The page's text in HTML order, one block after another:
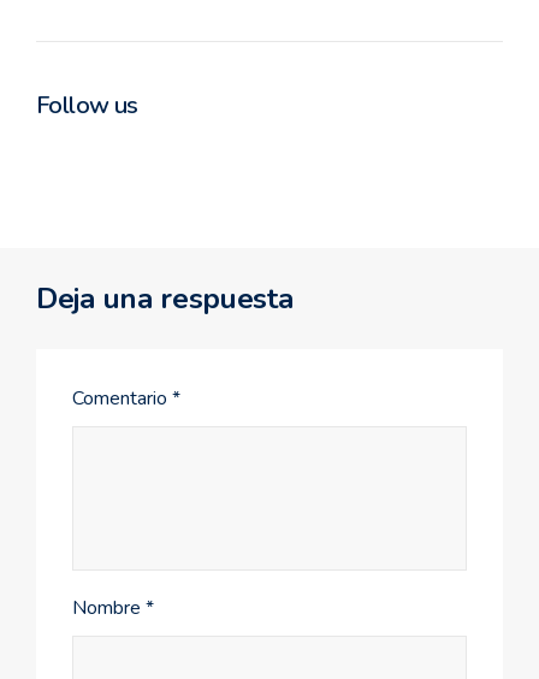
Follow us
Deja una respuesta
Comentario *
Nombre *